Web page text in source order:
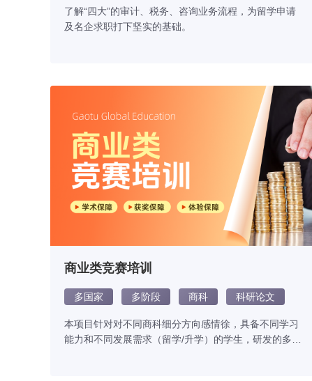
了解“四大”的审计、税务、咨询业务流程，为留学申请
及名企求职打下坚实的基础。
商业类竞赛培训
多国家 多阶段 商科 科研论文
本项目针对对不同商科细分方向感情徐，具备不同学习
能力和不同发展需求（留学/升学）的学生，研发的多模